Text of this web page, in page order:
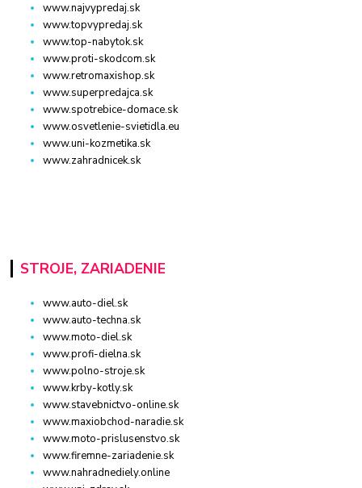
www.najvypredaj.sk
www.topvypredaj.sk
www.top-nabytok.sk
www.proti-skodcom.sk
www.retromaxishop.sk
www.superpredajca.sk
www.spotrebice-domace.sk
www.osvetlenie-svietidla.eu
www.uni-kozmetika.sk
www.zahradnicek.sk
STROJE, ZARIADENIE
www.auto-diel.sk
www.auto-techna.sk
www.moto-diel.sk
www.profi-dielna.sk
www.polno-stroje.sk
www.krby-kotly.sk
www.stavebnictvo-online.sk
www.maxiobchod-naradie.sk
www.moto-prislusenstvo.sk
www.firemne-zariadenie.sk
www.nahradnediely.online